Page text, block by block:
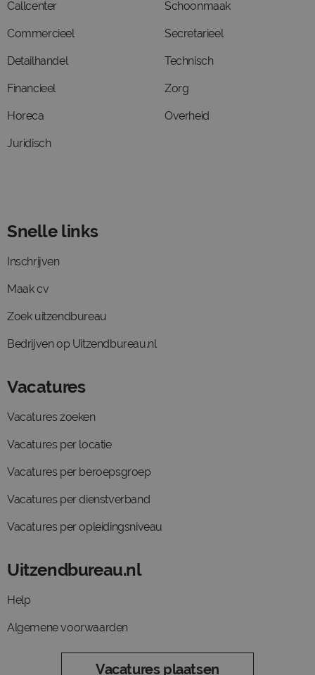
Callcenter
Commercieel
Detailhandel
Financieel
Horeca
Juridisch
Schoonmaak
Secretarieel
Technisch
Zorg
Overheid
Snelle links
Inschrijven
Maak cv
Zoek uitzendbureau
Bedrijven op Uitzendbureau.nl
Vacatures
Vacatures zoeken
Vacatures per locatie
Vacatures per beroepsgroep
Vacatures per dienstverband
Vacatures per opleidingsniveau
Uitzendbureau.nl
Help
Algemene voorwaarden
Vacatures plaatsen